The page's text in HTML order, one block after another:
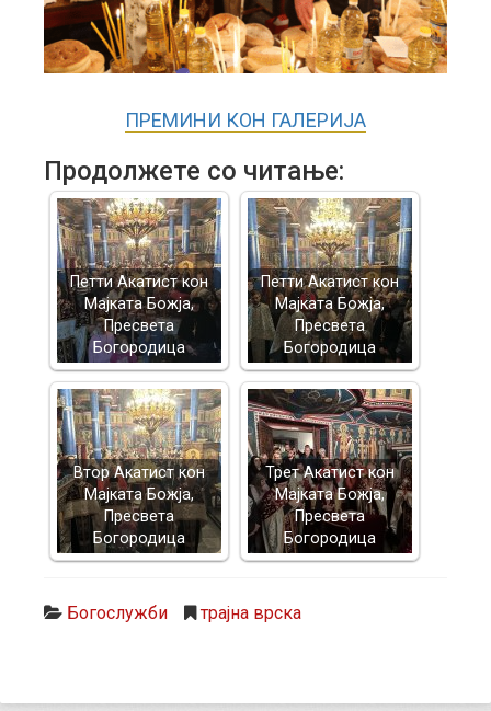
ПРЕМИНИ КОН ГАЛЕРИЈА
Продолжете со читање:
Петти Акатист кон
Мајката Божја,
Пресвета
Богородица
Петти Акатист кон
Мајката Божја,
Пресвета
Богородица
Втор Акатист кон
Мајката Божја,
Пресвета
Богородица
Трет Акатист кон
Мајката Божја,
Пресвета
Богородица
Богослужби трајна врска